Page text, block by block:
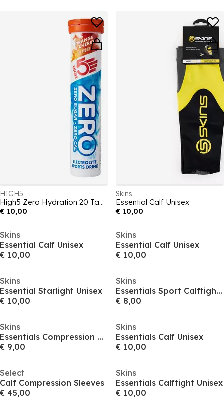
HIGH5
High5 Zero Hydration 20 Tabs
€ 10,00
Skins
Essential Calf Unisex
€ 10,00
Skins
Essential Calf Unisex
€ 10,00
Skins
Essential Calf Unisex
€ 10,00
Skins
Essential Starlight Unisex
€ 10,00
Skins
Essentials Sport Calftight Unisex
€ 8,00
Skins
Essentials Compression Unisex
€ 9,00
Skins
Essentials Calf Unisex
€ 10,00
Select
Calf Compression Sleeves
€ 45,00
Skins
Essentials Calftight Unisex
€ 10,00